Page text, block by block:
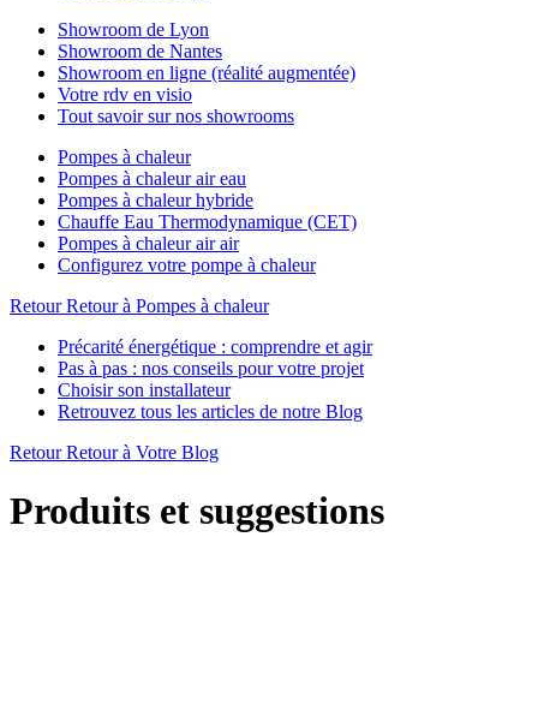
Showroom de Lyon
Showroom de Nantes
Showroom en ligne (réalité augmentée)
Votre rdv en visio
Tout savoir sur nos showrooms
Pompes à chaleur
Pompes à chaleur air eau
Pompes à chaleur hybride
Chauffe Eau Thermodynamique (CET)
Pompes à chaleur air air
Configurez votre pompe à chaleur
Retour Retour à Pompes à chaleur
Précarité énergétique : comprendre et agir
Pas à pas : nos conseils pour votre projet
Choisir son installateur
Retrouvez tous les articles de notre Blog
Retour Retour à Votre Blog
Produits et suggestions